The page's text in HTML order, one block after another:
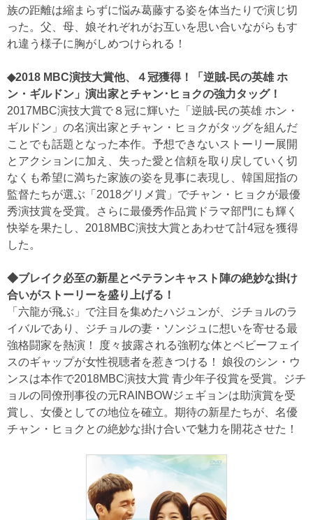
族の距離は縮まらずに悩み葛藤する姿を体当たりで演じ切
った。父、母、娘それぞれがお互いを思い合いながらもす
れ違う様子に胸がしめつけられる！
◆2018 MBC演技大賞他、４冠獲得！「逆賊-民の英雄 ホ
ン・ギルドン」演出家とチャン･ヒョクの強力タッグ！
2017MBC演技大賞で８冠に輝いた「逆賊-民の英雄 ホン・
ギルドン」の名演出家とチャン・ヒョクがタッグを組んだ
ことでも話題となった本作。予想できないストーリー展開
とアクションに加え、失った愛と信頼を取り戻していく切
なくも希望に満ちた家族の姿を見事に表現し、韓国屈指の
監督たちが選ぶ「2018グリメ賞」でチャン・ヒョクが最優
秀演技賞を受賞。さらに最優秀作品賞ドラマ部門にも輝く
快挙を果たし、2018MBC演技大賞とあわせて計4冠を獲得
した。
◆ブレイク必至の新星とベテランキャスト陣の絶妙な掛け
合いがストーリーを盛り上げる！
「六龍が飛ぶ」で注目を集めたハジュンが、ジチョルのラ
イバルであり、ジチョルの妻・ソンジュに想いを寄せる最
強格闘家を熱演！ 度々披露される強靭な体とベビーフェイ
スのギャップが女性視聴者を惹きつける！ 娘役のシン・ウ
ンスは本作で2018MBC演技大賞 青少年子役賞を受賞。ジチ
ョルの同僚刑事役の元RAINBOWジェギョンは助演賞を受
賞し、女優としての地位を確立。期待の新星たちが、名優
チャン・ヒョクとの絶妙な掛け合いで魅力を開花させた！